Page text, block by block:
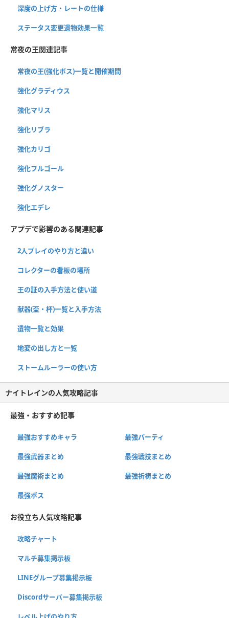
深度の上げ方・レートの仕様
ステータス変更遺物効果一覧
常夜の王関連記事
常夜の王(強化ボス)一覧と開催期間
強化グラディウス
強化マリス
強化リブラ
強化カリゴ
強化フルゴール
強化グノスター
強化エデレ
アプデで影響のある関連記事
2人プレイのやり方と違い
コレクターの看板の場所
王の証の入手方法と使い道
献器(盃・杯)一覧と入手方法
遺物一覧と効果
地変の出し方と一覧
ストームルーラーの使い方
ナイトレインの人気攻略記事
最強・おすすめ記事
最強おすすめキャラ 最強パーティ
最強武器まとめ 最強戦技まとめ
最強魔術まとめ 最強祈祷まとめ
最強ボス
お役立ち人気攻略記事
攻略チャート
マルチ募集掲示板
LINEグループ募集掲示板
Discordサーバー募集掲示板